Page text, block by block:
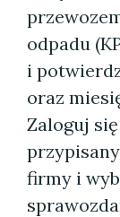
odpadu
i
oraz
Zaloguj
firmy i